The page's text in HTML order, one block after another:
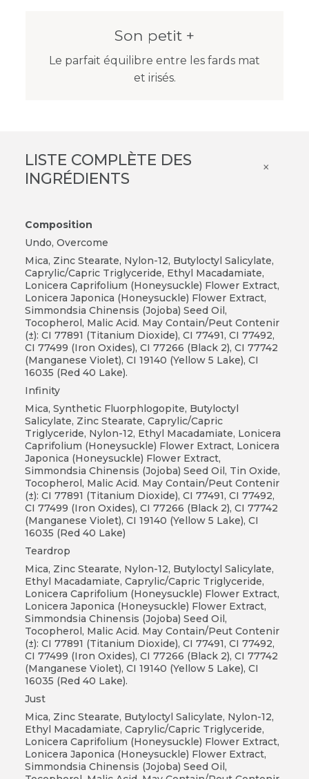
Son petit +
Le parfait équilibre entre les fards mat
et irisés.
LISTE COMPLÈTE DES
INGRÉDIENTS
×
Composition
Undo, Overcome
Mica, Zinc Stearate, Nylon-12, Butyloctyl Salicylate,
Caprylic/Capric Triglyceride, Ethyl Macadamiate,
Lonicera Caprifolium (Honeysuckle) Flower Extract,
Lonicera Japonica (Honeysuckle) Flower Extract,
Simmondsia Chinensis (Jojoba) Seed Oil,
Tocopherol, Malic Acid. May Contain/Peut Contenir
(±): CI 77891 (Titanium Dioxide), CI 77491, CI 77492,
CI 77499 (Iron Oxides), CI 77266 (Black 2), CI 77742
(Manganese Violet), CI 19140 (Yellow 5 Lake), CI
16035 (Red 40 Lake).
Infinity
Mica, Synthetic Fluorphlogopite, Butyloctyl
Salicylate, Zinc Stearate, Caprylic/Capric
Triglyceride, Nylon-12, Ethyl Macadamiate, Lonicera
Caprifolium (Honeysuckle) Flower Extract, Lonicera
Japonica (Honeysuckle) Flower Extract,
Simmondsia Chinensis (Jojoba) Seed Oil, Tin Oxide,
Tocopherol, Malic Acid. May Contain/Peut Contenir
(±): CI 77891 (Titanium Dioxide), CI 77491, CI 77492,
CI 77499 (Iron Oxides), CI 77266 (Black 2), CI 77742
(Manganese Violet), CI 19140 (Yellow 5 Lake), CI
16035 (Red 40 Lake)
Teardrop
Mica, Zinc Stearate, Nylon-12, Butyloctyl Salicylate,
Ethyl Macadamiate, Caprylic/Capric Triglyceride,
Lonicera Caprifolium (Honeysuckle) Flower Extract,
Lonicera Japonica (Honeysuckle) Flower Extract,
Simmondsia Chinensis (Jojoba) Seed Oil,
Tocopherol, Malic Acid. May Contain/Peut Contenir
(±): CI 77891 (Titanium Dioxide), CI 77491, CI 77492,
CI 77499 (Iron Oxides), CI 77266 (Black 2), CI 77742
(Manganese Violet), CI 19140 (Yellow 5 Lake), CI
16035 (Red 40 Lake).
Just
Mica, Zinc Stearate, Butyloctyl Salicylate, Nylon-12,
Ethyl Macadamiate, Caprylic/Capric Triglyceride,
Lonicera Caprifolium (Honeysuckle) Flower Extract,
Lonicera Japonica (Honeysuckle) Flower Extract,
Simmondsia Chinensis (Jojoba) Seed Oil,